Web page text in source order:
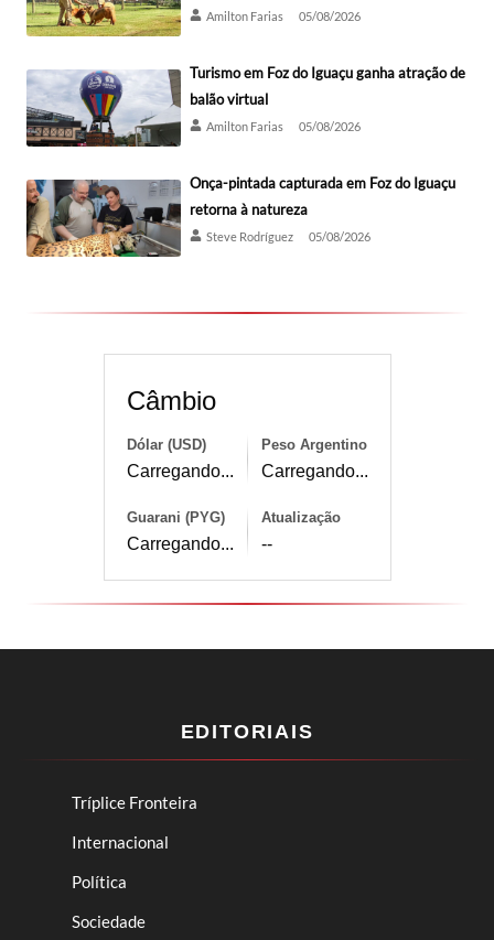
Amilton Farias 05/08/2026
Turismo em Foz do Iguaçu ganha atração de
balão virtual
Amilton Farias 05/08/2026
Onça-pintada capturada em Foz do Iguaçu
retorna à natureza
Steve Rodríguez 05/08/2026
Câmbio
Dólar (USD)
Carregando...
Peso Argentino
Carregando...
Guarani (PYG)
Carregando...
Atualização
--
EDITORIAIS
Tríplice Fronteira
Internacional
Política
Sociedade